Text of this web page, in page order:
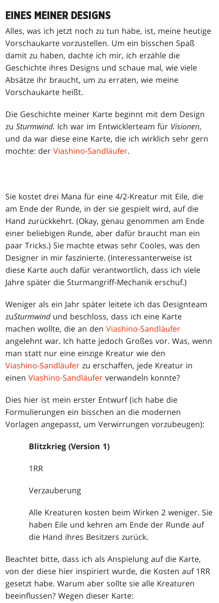
EINES MEINER DESIGNS
Alles, was ich jetzt noch zu tun habe, ist, meine heutige
Vorschaukarte vorzustellen. Um ein bisschen Spaß
damit zu haben, dachte ich mir, ich erzähle die
Geschichte ihres Designs und schaue mal, wie viele
Absätze ihr braucht, um zu erraten, wie meine
Vorschaukarte heißt.
Die Geschichte meiner Karte beginnt mit dem Design
zuSturmwind. Ich war im Entwicklerteam für Visionen,
und da war diese eine Karte, die ich wirklich sehr gern
mochte: derViashino-Sandläufer.
Sie kostet drei Mana für eine 4/2-Kreatur mit Eile, die
am Ende der Runde, in der sie gespielt wird, auf die
Hand zurückkehrt. (Okay, genau genommen am Ende
einer beliebigen Runde, aber dafür braucht man ein
paar Tricks.) Sie machte etwas sehr Cooles, was den
Designer in mir faszinierte. (Interessanterweise ist
diese Karte auch dafür verantwortlich, dass ich viele
Jahre später die Sturmangriff-Mechanik erschuf.)
Weniger als ein Jahr später leitete ich das Designteam
zuSturmwindund beschloss, dass ich eine Karte
machen wollte, die an denViashino-Sandläufer
angelehnt war. Ich hatte jedoch Großes vor. Was, wenn
man statt nur eine einzige Kreatur wie den
Viashino-Sandläufer zu erschaffen, jede Kreatur in
einenViashino-Sandläufer verwandeln konnte?
Dies hier ist mein erster Entwurf (ich habe die
Formulierungen ein bisschen an die modernen
Vorlagen angepasst, um Verwirrungen vorzubeugen):
Blitzkrieg (Version 1)
1RR
Verzauberung
Alle Kreaturen kosten beim Wirken 2 weniger. Sie
haben Eile und kehren am Ende der Runde auf
die Hand ihres Besitzers zurück.
Beachtet bitte, dass ich als Anspielung auf die Karte,
von der diese hier inspiriert wurde, die Kosten auf 1RR
gesetzt habe. Warum aber sollte sie alle Kreaturen
beeinflussen? Wegen dieser Karte: